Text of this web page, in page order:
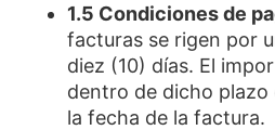
1.5 Condiciones de
facturas se rigen por
diez (10) días. El
dentro de dicho
la fecha de la factura.